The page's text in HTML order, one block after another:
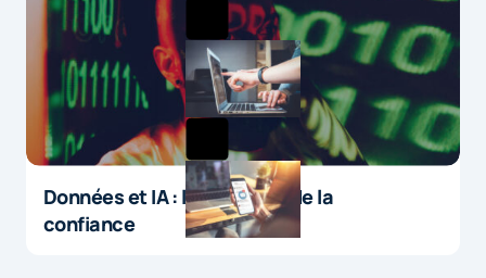
Données et IA : le paradoxe de la
confiance